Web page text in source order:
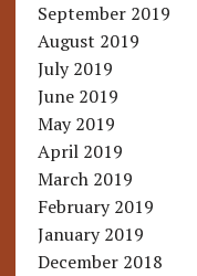
September 2019
August 2019
July 2019
June 2019
May 2019
April 2019
March 2019
February 2019
January 2019
December 2018